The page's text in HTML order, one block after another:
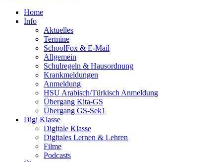
Home
Info
Aktuelles
Termine
SchoolFox & E-Mail
Allgemein
Schulregeln & Hausordnung
Krankmeldungen
Anmeldung
HSU Arabisch/Türkisch Anmeldung
Übergang Kita-GS
Übergang GS-Sek1
Digi Klasse
Digitale Klasse
Digitales Lernen & Lehren
Filme
Podcasts